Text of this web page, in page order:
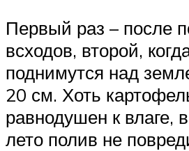
Первый раз – после
всходов, второй,
поднимутся над
20 см. Хоть
равнодушен к влаге,
лето полив не